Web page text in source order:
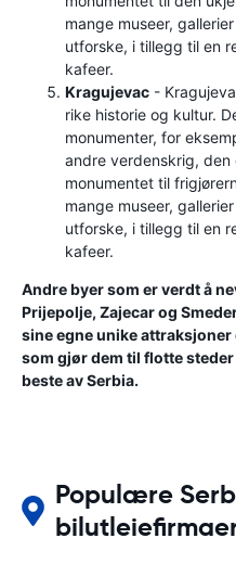
mange museer,
utforske, i tillegg til en
kafeer.
Kragujevac -
rike historie og kultur.
monumenter, for
andre verdenskrig, den
monumentet til
mange museer,
utforske, i tillegg til en
kafeer.
Andre byer som er verdt å
Prijepolje, Zajecar og
sine egne unike
som gjør dem til flotte
beste av Serbia.
Populære